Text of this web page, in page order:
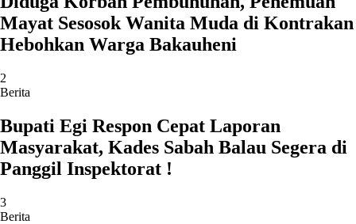
Mayat Sesosok Wanita Muda di Kontrakan
Hebohkan Warga Bakauheni
2
Berita
Bupati Egi Respon Cepat Laporan
Masyarakat, Kades Sabah Balau Segera di
Panggil Inspektorat !
3
Berita